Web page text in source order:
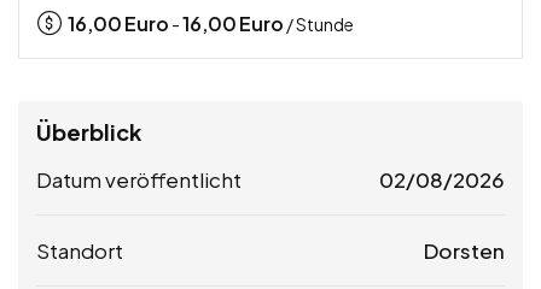
16,00Euro -16,00Euro / Stunde
Überblick
Datum veröffentlicht 02/08/2026
Standort Dorsten